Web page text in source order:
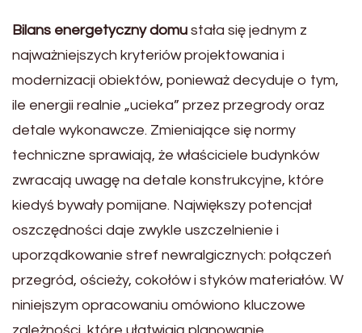
Bilans energetyczny domu stała się jednym z
najważniejszych kryteriów projektowania i
modernizacji obiektów, ponieważ decyduje o tym,
ile energii realnie „ucieka” przez przegrody oraz
detale wykonawcze. Zmieniające się normy
techniczne sprawiają, że właściciele budynków
zwracają uwagę na detale konstrukcyjne, które
kiedyś bywały pomijane. Największy potencjał
oszczędności daje zwykle uszczelnienie i
uporządkowanie stref newralgicznych: połączeń
przegród, ościeży, cokołów i styków materiałów. W
niniejszym opracowaniu omówiono kluczowe